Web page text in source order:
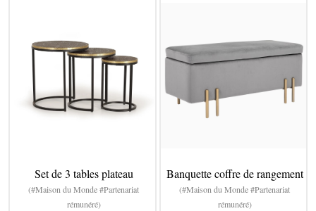
Set de 3 tables plateau
(#Maison du Monde #Partenariat
rémunéré)
Banquette coffre de rangement
(#Maison du Monde #Partenariat
rémunéré)